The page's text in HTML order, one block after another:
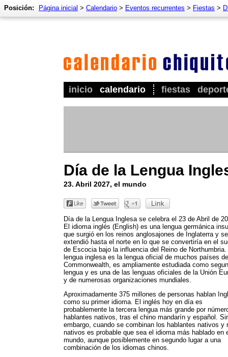
inicio calendario fiestas
Posición: Página inicial > Calendario > Eventos recurrentes > Fiestas >
Día de la Lengua
23. Abril 2027, el mundo
Día de la Lengua Inglesa se celebra el 23 de Abril de
El idioma inglés (English) es una lengua germánica
que surgió en los reinos anglosajones de Inglaterra y se
extendió hasta el norte en lo que se convertiría en el
de Escocia bajo la influencia del Reino de Northumbria.
lengua inglesa es la lengua oficial de muchos países
Commonwealth, es ampliamente estudiada como
lengua y es una de las lenguas oficiales de la Unión
y de numerosas organizaciones mundiales.
Aproximadamente 375 millones de personas hablan
como su primer idioma. El inglés hoy en día es
probablemente la tercera lengua más grande por
hablantes nativos, tras el chino mandarín y español.
embargo, cuando se combinan los hablantes nativos y
nativos es probable que sea el idioma más hablado en
mundo, aunque posiblemente en segundo lugar a una
combinación de los idiomas chinos.